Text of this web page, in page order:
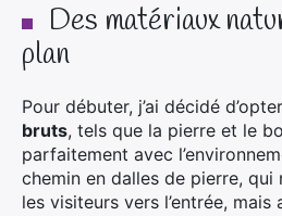
Des matériaux
plan
Pour débuter, j’ai décidé
bruts, tels que la pierre et le
parfaitement avec
chemin en dalles de pierre, qui
les visiteurs vers l’entrée,